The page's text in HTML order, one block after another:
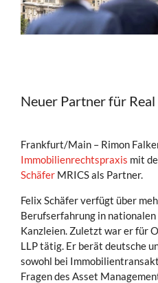
Neuer Partner für
Frankfurt/Main – Rimon
Immobilienrechtspraxis mit
Schäfer MRICS als Partner.
Felix Schäfer verfügt über
Berufserfahrung in
Kanzleien. Zuletzt war er für
LLP tätig. Er berät deutsche
sowohl bei
Fragen des Asset